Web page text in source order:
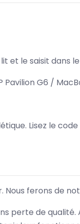
et le saisit dans
G6 /
Lisez le
ferons de
perte de